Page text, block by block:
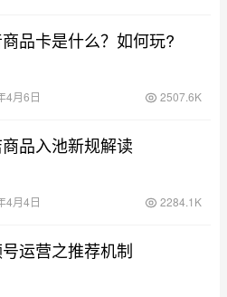
品卡是什么？如何玩?
4月6日 2507.6K
品入池新规解读
4月4日 2284.1K
运营之推荐机制